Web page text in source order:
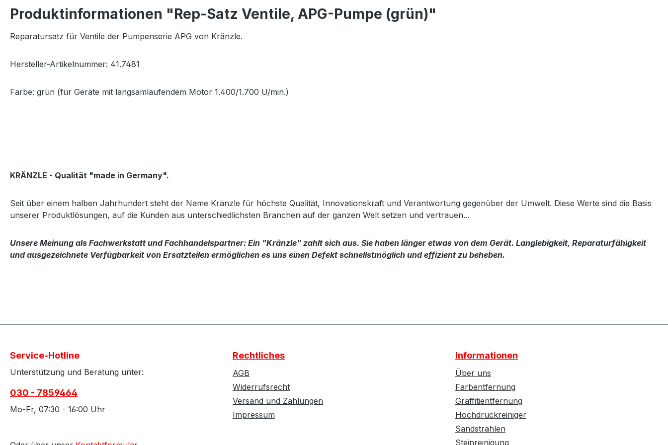
Produktinformationen "Rep-Satz Ventile, APG-Pumpe (grün)"
Reparatursatz für Ventile der Pumpenserie APG von Kränzle.
Hersteller-Artikelnummer: 41.7481
Farbe: grün (für Geräte mit langsamlaufendem Motor 1.400/1.700 U/min.)
KRÄNZLE - Qualität "made in Germany".
Seit über einem halben Jahrhundert steht der Name Kränzle für höchste Qualität, Innovationskraft und Verantwortung gegenüber der Umwelt. Diese Werte sind die Basis
unserer Produktlösungen, auf die Kunden aus unterschiedlichsten Branchen auf der ganzen Welt setzen und vertrauen...
Unsere Meinung als Fachwerkstatt und Fachhandelspartner: Ein "Kränzle" zahlt sich aus. Sie haben länger etwas von dem Gerät. Langlebigkeit, Reparaturfähigkeit
und ausgezeichnete Verfügbarkeit von Ersatzteilen ermöglichen es uns einen Defekt schnellstmöglich und effizient zu beheben.
Service-Hotline
Unterstützung und Beratung unter:
030 - 7859464
Mo-Fr, 07:30 - 16:00 Uhr
Rechtliches
AGB
Widerrufsrecht
Versand und Zahlungen
Impressum
Informationen
Über uns
Farbentfernung
Graffitientfernung
Hochdruckreiniger
Sandstrahlen
Steinreinigung